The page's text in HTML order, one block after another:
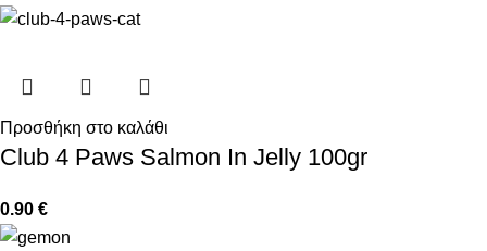
Προσθήκη στο καλάθι
Club 4 Paws Salmon In Jelly 100gr
0.90 €